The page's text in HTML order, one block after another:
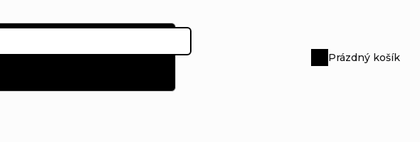
Nákupní
Prázdný košík